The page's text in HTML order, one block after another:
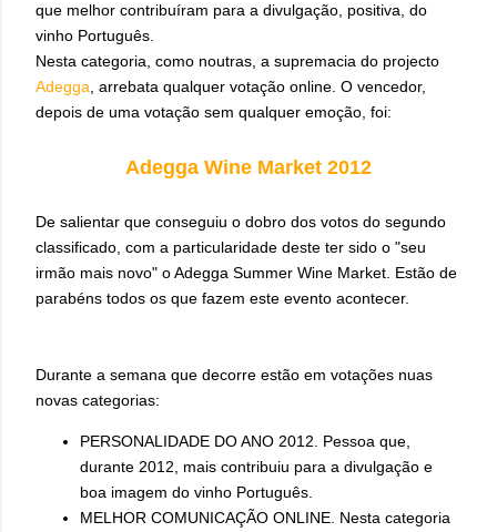
que melhor contribuíram para a divulgação, positiva, do
vinho Português.
Nesta categoria, como noutras, a supremacia do projecto
Adegga , arrebata qualquer votação online. O vencedor,
depois de uma votação sem qualquer emoção, foi:
Adegga Wine Market 2012
De salientar que conseguiu o dobro dos votos do segundo
classificado, com a particularidade deste ter sido o "seu
irmão mais novo" o Adegga Summer Wine Market. Estão de
parabéns todos os que fazem este evento acontecer.
Durante a semana que decorre estão em votações nuas
novas categorias:
PERSONALIDADE DO ANO 2012. Pessoa que,
durante 2012, mais contribuiu para a divulgação e
boa imagem do vinho Português.
MELHOR COMUNICAÇÃO ONLINE. Nesta categoria